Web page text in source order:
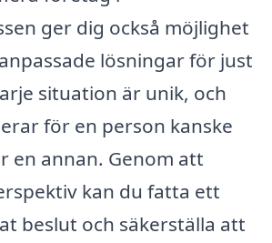
ger dig också möjlighet
lösningar för just
situation är unik, och
för en person kanske
en annan. Genom att
kan du fatta ett
beslut och säkerställa att